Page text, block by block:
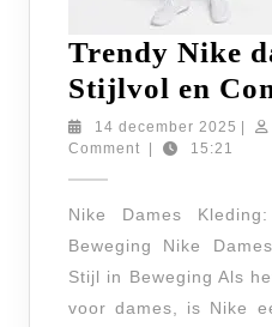
Trendy Nike
Stijlvol en
14 december 2025 14
|
Comment
| 15:21
Nike Dames
Beweging Nike
Stijl in Beweging Als
voor dames, is Nike